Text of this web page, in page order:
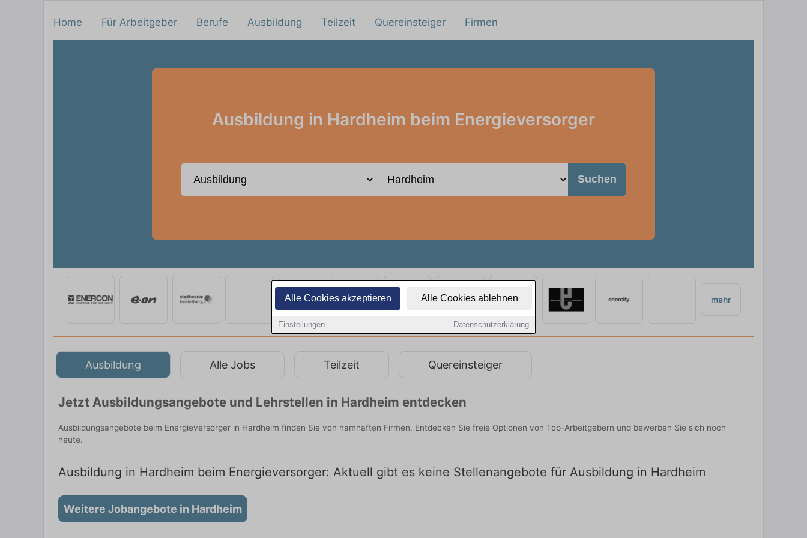
Alle Cookies akzeptieren Alle Cookies ablehnen
Einstellungen Datenschutzerklärung
Home Für Arbeitgeber Berufe Ausbildung Teilzeit Quereinsteiger Firmen
Ausbildung in Hardheim beim Energieversorger
Suchen
mehr
Ausbildung Alle Jobs Teilzeit Quereinsteiger
Jetzt Ausbildungsangebote und Lehrstellen in Hardheim entdecken
Ausbildungsangebote beim Energieversorger in Hardheim finden Sie von namhaften Firmen. Entdecken Sie freie Optionen von Top-Arbeitgebern und bewerben Sie sich noch
heute.
Ausbildung in Hardheim beim Energieversorger: Aktuell gibt es keine Stellenangebote für Ausbildung in Hardheim
Weitere Jobangebote in Hardheim